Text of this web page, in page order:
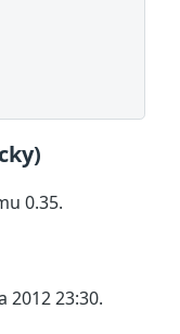
0.35.
2012 23:30.